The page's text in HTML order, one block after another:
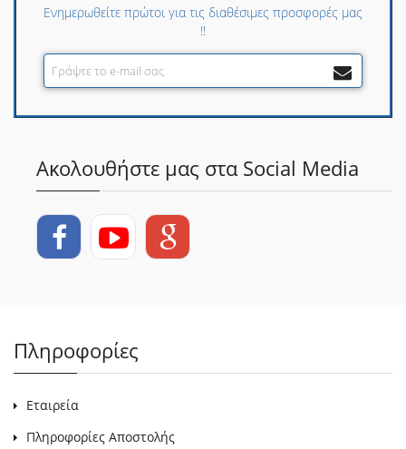
Ενημερωθείτε πρώτοι για τις διαθέσιμες προσφορές μας
!!
Ακολουθήστε μας στα Social Media
Πληροφορίες
Εταιρεία
Πληροφορίες Αποστολής